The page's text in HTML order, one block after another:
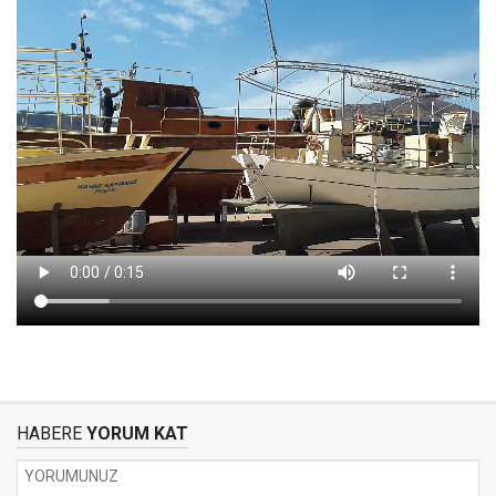
HABERE YORUM KAT